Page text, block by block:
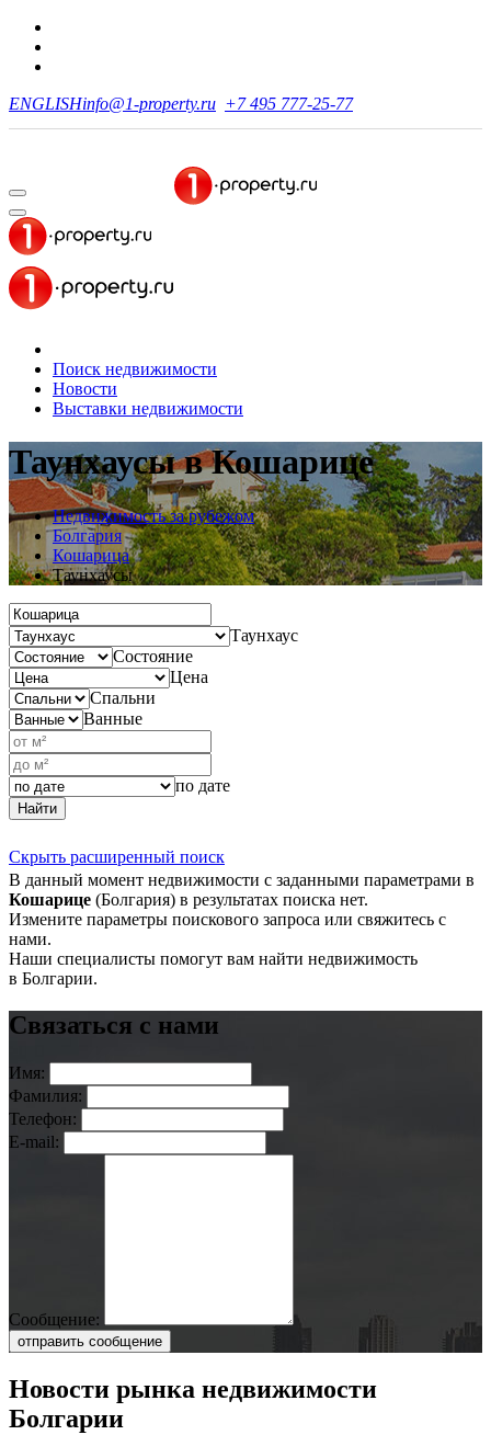
ENGLISHinfo@1-property.ru +7 495 777-25-77
Поиск недвижимости
Новости
Выставки недвижимости
Таунхаусыв Кошарице
Недвижимость за рубежом
Болгария
Кошарица
Таунхаусы
Таунхаус
Состояние
Цена
Спальни
Ванные
по дате
Найти
Скрыть расширенный поиск
В данный момент недвижимости с заданными параметрами в
Кошарице (Болгария) в результатах поиска нет.
Измените параметры поискового запроса или свяжитесь с
нами.
Наши специалисты помогут вам найти недвижимость
в Болгарии.
Связаться с нами
Имя:
Фамилия:
Телефон:
E-mail:
Сообщение:
отправить сообщение
Новости рынка недвижимости
Болгарии